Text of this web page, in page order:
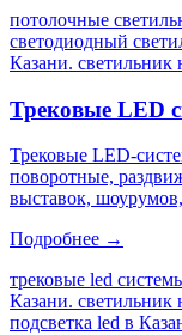
потолочные
светодиодный
Казани. светильник
Трековые LED
Трековые LED-
поворотные,
выставок,
Подробнее →
трековые led
Казани. светильник
подсветка led в